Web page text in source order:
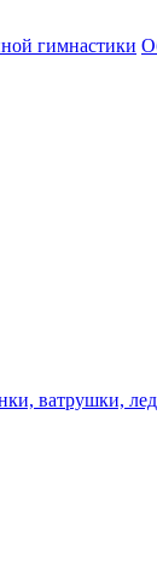
гимнастики
ватрушки,